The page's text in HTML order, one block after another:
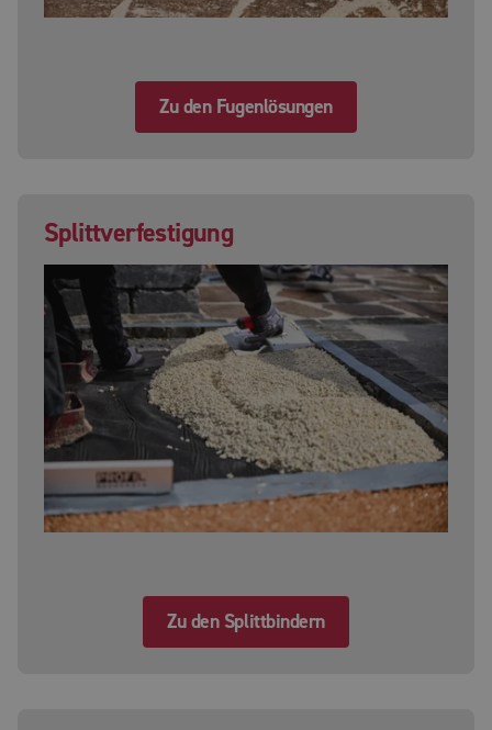
Zu den Fugenlösungen
Splittverfestigung
Zu den Splittbindern